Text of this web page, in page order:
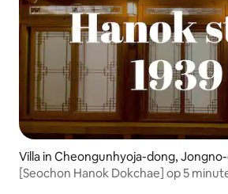
Villa in Cheongunhyoja-dong,
[Seochon Hanok Dokchae] op 5